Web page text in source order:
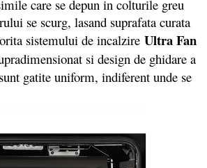
care se depun in colturile greu
se scurg, lasand suprafata curata
sistemului de incalzire Ultra Fan
si design de ghidare a
gatite uniform, indiferent unde se